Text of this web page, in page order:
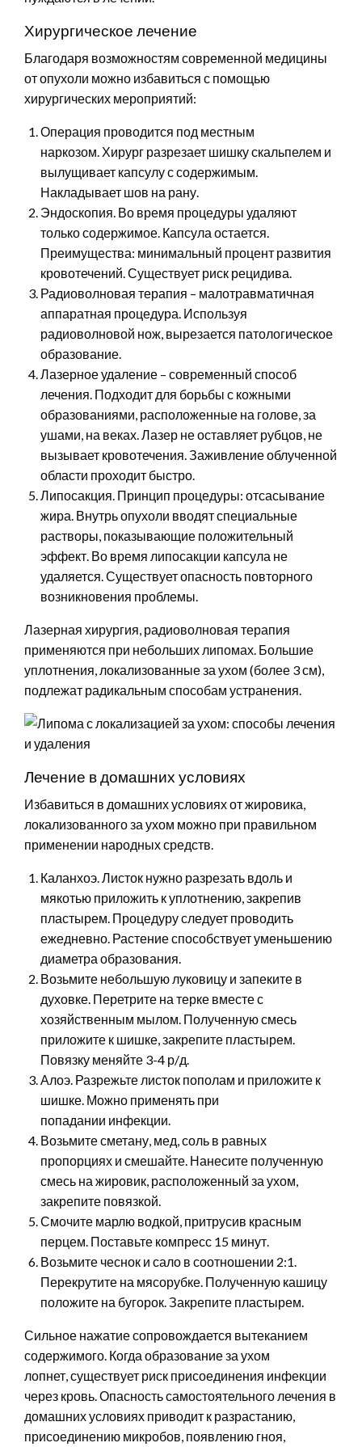
Хирургическое лечение
Благодаря возможностям современной медицины
от опухоли можно избавиться с помощью
хирургических мероприятий:
Операция проводится под местным
наркозом. Хирург разрезает шишку скальпелем и
вылущивает капсулу с содержимым.
Накладывает шов на рану.
Эндоскопия. Во время процедуры удаляют
только содержимое. Капсула остается.
Преимущества: минимальный процент развития
кровотечений. Существует риск рецидива.
Радиоволновая терапия – малотравматичная
аппаратная процедура. Используя
радиоволновой нож, вырезается патологическое
образование.
Лазерное удаление – современный способ
лечения. Подходит для борьбы с кожными
образованиями, расположенные на голове, за
ушами, на веках. Лазер не оставляет рубцов, не
вызывает кровотечения. Заживление облученной
области проходит быстро.
Липосакция. Принцип процедуры: отсасывание
жира. Внутрь опухоли вводят специальные
растворы, показывающие положительный
эффект. Во время липосакции капсула не
удаляется. Существует опасность повторного
возникновения проблемы.
Лазерная хирургия, радиоволновая терапия
применяются при небольших липомах. Большие
уплотнения, локализованные за ухом (более 3 см),
подлежат радикальным способам устранения.
Лечение в домашних условиях
Избавиться в домашних условиях от жировика,
локализованного за ухом можно при правильном
применении народных средств.
Каланхоэ. Листок нужно разрезать вдоль и
мякотью приложить к уплотнению, закрепив
пластырем. Процедуру следует проводить
ежедневно. Растение способствует уменьшению
диаметра образования.
Возьмите небольшую луковицу и запеките в
духовке. Перетрите на терке вместе с
хозяйственным мылом. Полученную смесь
приложите к шишке, закрепите пластырем.
Повязку меняйте 3-4 р/д.
Алоэ. Разрежьте листок пополам и приложите к
шишке. Можно применять при
попадании инфекции.
Возьмите сметану, мед, соль в равных
пропорциях и смешайте. Нанесите полученную
смесь на жировик, расположенный за ухом,
закрепите повязкой.
Смочите марлю водкой, притрусив красным
перцем. Поставьте компресс 15 минут.
Возьмите чеснок и сало в соотношении 2:1.
Перекрутите на мясорубке. Полученную кашицу
положите на бугорок. Закрепите пластырем.
Сильное нажатие сопровождается вытеканием
содержимого. Когда образование за ухом
лопнет, существует риск присоединения инфекции
через кровь. Опасность самостоятельного лечения в
домашних условиях приводит к разрастанию,
присоединению микробов, появлению гноя,